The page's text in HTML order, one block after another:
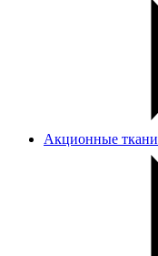
Акционные ткани